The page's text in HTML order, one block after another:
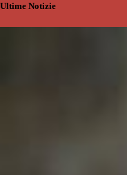
Ultime Notizie